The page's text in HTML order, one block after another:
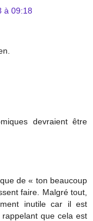
à 09:18
devraient être
de « ton beaucoup
faire. Malgré tout,
inutile car il est
que cela est